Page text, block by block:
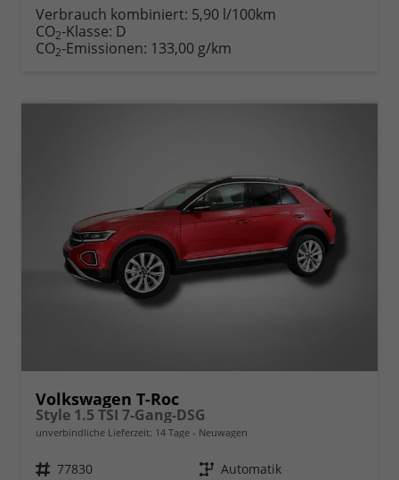
Verbrauch kombiniert: 5,90 l/100km
CO2-Klasse: D
CO2-Emissionen: 133,00 g/km
Volkswagen T-Roc
Style 1.5 TSI 7-Gang-DSG
unverbindliche Lieferzeit: 14 Tage Neuwagen
Fahrzeugnr. 77830 Getriebe Automatik